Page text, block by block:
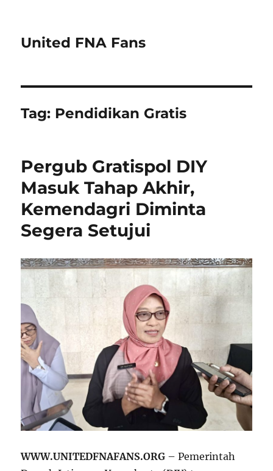
United FNA Fans
Tag: Pendidikan Gratis
Pergub Gratispol DIY
Masuk Tahap Akhir,
Kemendagri Diminta
Segera Setujui
WWW.UNITEDFNAFANS.ORG – Pemerintah